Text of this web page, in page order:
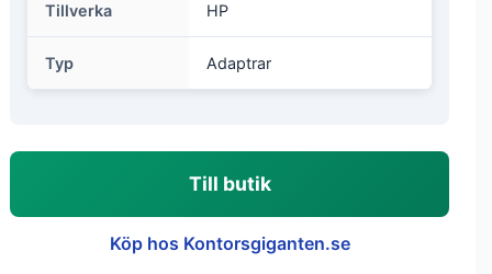
Tillverka HP
Typ Adaptrar
Till butik
Köp hos Kontorsgiganten.se